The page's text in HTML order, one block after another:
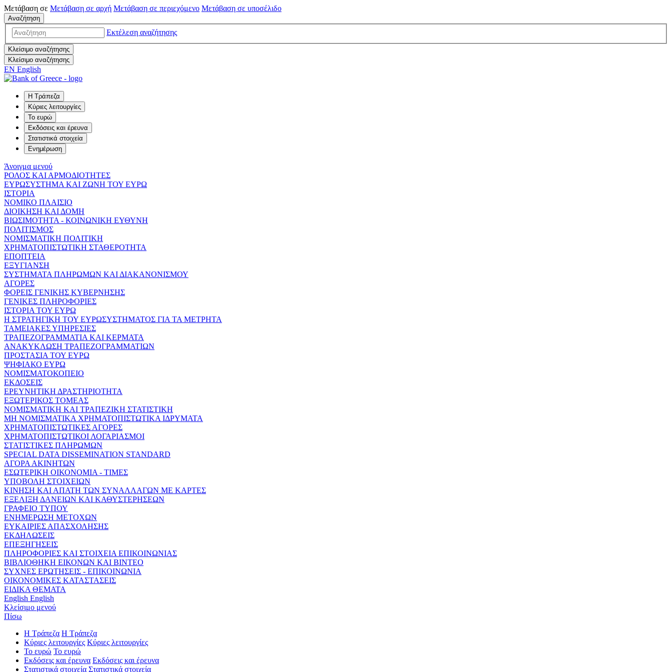
Μετάβαση σε Μετάβαση σε αρχή Μετάβαση σε περιεχόμενο Μετάβαση σε υποσέλιδο
Αναζήτηση
Εκτέλεση αναζήτησης
Κλείσιμο αναζήτησης
Κλείσιμο αναζήτησης
EN English
Η Τράπεζα
Κύριες λειτουργίες
Το ευρώ
Εκδόσεις και έρευνα
Στατιστικά στοιχεία
Ενημέρωση
Άνοιγμα μενού
ΡΟΛΟΣ ΚΑΙ ΑΡΜΟΔΙΟΤΗΤΕΣ
ΕΥΡΩΣΥΣΤΗΜΑ ΚΑΙ ΖΩΝΗ ΤΟΥ ΕΥΡΩ
ΙΣΤΟΡΙΑ
ΝΟΜΙΚΟ ΠΛΑΙΣΙΟ
ΔΙΟΙΚΗΣΗ ΚΑΙ ΔΟΜΗ
ΒΙΩΣΙΜΟΤΗΤΑ - ΚΟΙΝΩΝΙΚΗ ΕΥΘΥΝΗ
ΠΟΛΙΤΙΣΜΟΣ
ΝΟΜΙΣΜΑΤΙΚΗ ΠΟΛΙΤΙΚΗ
ΧΡΗΜΑΤΟΠΙΣΤΩΤΙΚΗ ΣΤΑΘΕΡΟΤΗΤΑ
ΕΠΟΠΤΕΙΑ
ΕΞΥΓΙΑΝΣΗ
ΣΥΣΤΗΜΑΤΑ ΠΛΗΡΩΜΩΝ ΚΑΙ ΔΙΑΚΑΝΟΝΙΣΜΟΥ
ΑΓΟΡΕΣ
ΦΟΡΕΙΣ ΓΕΝΙΚΗΣ ΚΥΒΕΡΝΗΣΗΣ
ΓΕΝΙΚΕΣ ΠΛΗΡΟΦΟΡΙΕΣ
ΙΣΤΟΡΙΑ ΤΟΥ ΕΥΡΩ
Η ΣΤΡΑΤΗΓΙΚΗ ΤΟΥ ΕΥΡΩΣΥΣΤΗΜΑΤΟΣ ΓΙΑ ΤΑ ΜΕΤΡΗΤΑ
ΤΑΜΕΙΑΚΕΣ ΥΠΗΡΕΣΙΕΣ
ΤΡΑΠΕΖΟΓΡΑΜΜΑΤΙΑ ΚΑΙ ΚΕΡΜΑΤΑ
ΑΝΑΚΥΚΛΩΣΗ ΤΡΑΠΕΖΟΓΡΑΜΜΑΤΙΩΝ
ΠΡΟΣΤΑΣΙΑ ΤΟΥ ΕΥΡΩ
ΨΗΦΙΑΚΟ ΕΥΡΩ
ΝΟΜΙΣΜΑΤΟΚΟΠΕΙΟ
ΕΚΔΟΣΕΙΣ
ΕΡΕΥΝΗΤΙΚΗ ΔΡΑΣΤΗΡΙΟΤΗΤΑ
ΕΞΩΤΕΡΙΚΟΣ ΤΟΜΕΑΣ
ΝΟΜΙΣΜΑΤΙΚΗ ΚΑΙ ΤΡΑΠΕΖΙΚΗ ΣΤΑΤΙΣΤΙΚΗ
ΜΗ ΝΟΜΙΣΜΑΤΙΚΑ ΧΡΗΜΑΤΟΠΙΣΤΩΤΙΚΑ ΙΔΡΥΜΑΤΑ
ΧΡΗΜΑΤΟΠΙΣΤΩΤΙΚΕΣ ΑΓΟΡΕΣ
ΧΡΗΜΑΤΟΠΙΣΤΩΤΙΚΟΙ ΛΟΓΑΡΙΑΣΜΟΙ
ΣΤΑΤΙΣΤΙΚΕΣ ΠΛΗΡΩΜΩΝ
SPECIAL DATA DISSEMINATION STANDARD
ΑΓΟΡΑ ΑΚΙΝΗΤΩΝ
ΕΣΩΤΕΡΙΚΗ ΟΙΚΟΝΟΜΙΑ - ΤΙΜΕΣ
ΥΠΟΒΟΛΗ ΣΤΟΙΧΕΙΩΝ
ΚΙΝΗΣΗ ΚΑΙ ΑΠΑΤΗ ΤΩΝ ΣΥΝΑΛΛΑΓΩΝ ΜΕ ΚΑΡΤΕΣ
ΕΞΕΛΙΞΗ ΔΑΝΕΙΩΝ ΚΑΙ ΚΑΘΥΣΤΕΡΗΣΕΩΝ
ΓΡΑΦΕΙΟ ΤΥΠΟΥ
ΕΝΗΜΕΡΩΣΗ ΜΕΤΟΧΩΝ
ΕΥΚΑΙΡΙΕΣ ΑΠΑΣΧΟΛΗΣΗΣ
ΕΚΔΗΛΩΣΕΙΣ
ΕΠΕΞΗΓΗΣΕΙΣ
ΠΛΗΡΟΦΟΡΙΕΣ ΚΑΙ ΣΤΟΙΧΕΙΑ ΕΠΙΚΟΙΝΩΝΙΑΣ
ΒΙΒΛΙΟΘΗΚΗ ΕΙΚΟΝΩΝ ΚΑΙ ΒΙΝΤΕΟ
ΣΥΧΝΕΣ ΕΡΩΤΗΣΕΙΣ - ΕΠΙΚΟΙΝΩΝΙΑ
ΟΙΚΟΝΟΜΙΚΕΣ ΚΑΤΑΣΤΑΣΕΙΣ
ΕΙΔΙΚΑ ΘΕΜΑΤΑ
English English
Κλείσιμο μενού
Πίσω
Η Τράπεζα Η Τράπεζα
Κύριες λειτουργίες Κύριες λειτουργίες
Το ευρώ Το ευρώ
Εκδόσεις και έρευνα Εκδόσεις και έρευνα
Στατιστικά στοιχεία Στατιστικά στοιχεία